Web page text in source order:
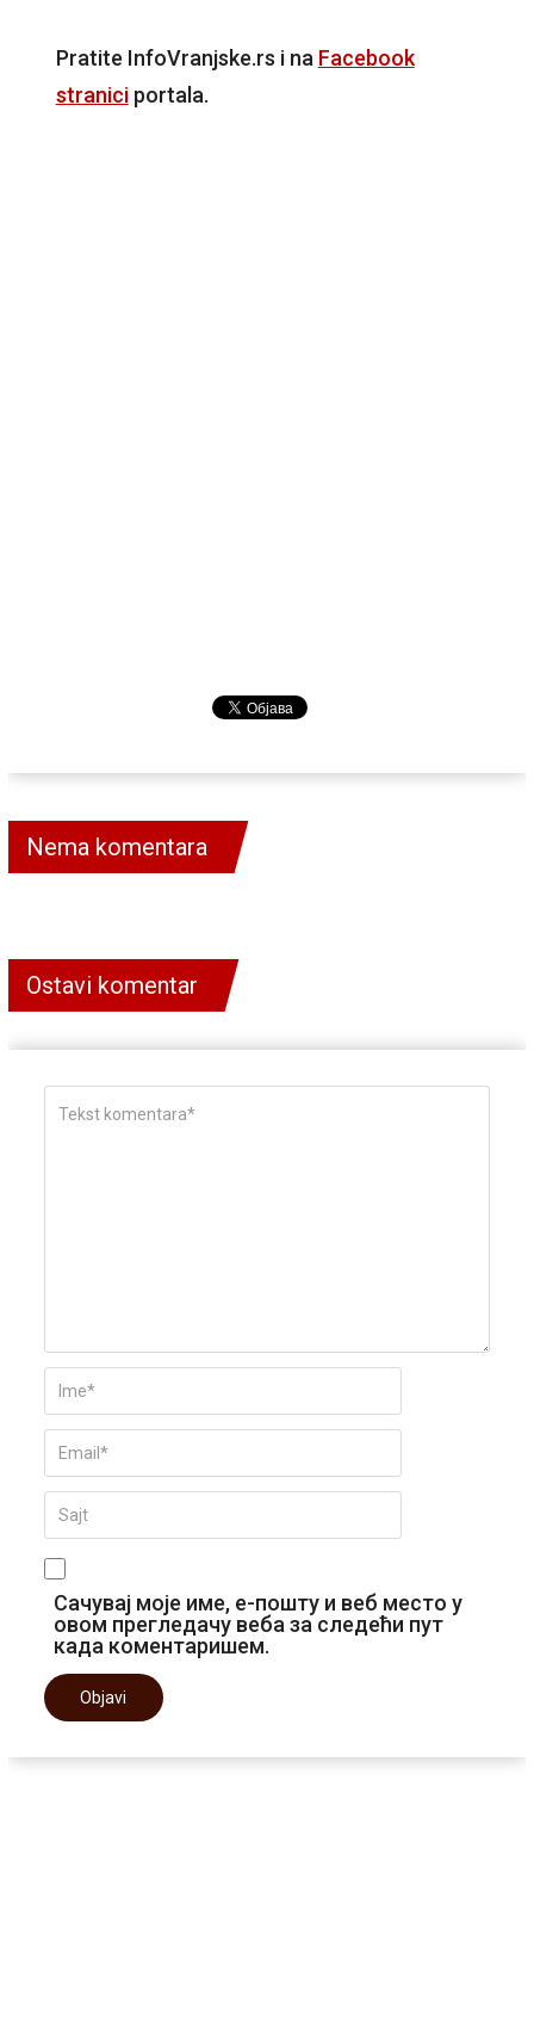
Pratite InfoVranjske.rs i na Facebook
straniciportala.
Nema komentara
Ostavi komentar
Сачувај моје име, е-пошту и веб место у
овом прегледачу веба за следећи пут
када коментаришем.